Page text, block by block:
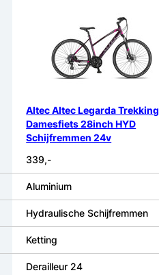
Altec Altec Legarda Trekking
Damesfiets 28inch HYD
Schijfremmen 24v
339,-
Aluminium
Hydraulische Schijfremmen
Ketting
Derailleur 24